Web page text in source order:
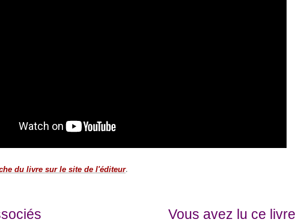
du livre sur le site de l'éditeur.
Vous avez lu ce